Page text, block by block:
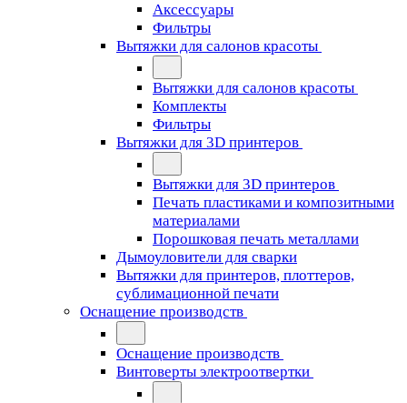
Аксессуары
Фильтры
Вытяжки для салонов красоты
Вытяжки для салонов красоты
Комплекты
Фильтры
Вытяжки для 3D принтеров
Вытяжки для 3D принтеров
Печать пластиками и композитными
материалами
Порошковая печать металлами
Дымоуловители для сварки
Вытяжки для принтеров, плоттеров,
сублимационной печати
Оснащение производств
Оснащение производств
Винтоверты электроотвертки